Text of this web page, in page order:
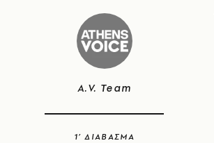
A.V. Team
1’ ΔΙΑΒΑΣΜΑ